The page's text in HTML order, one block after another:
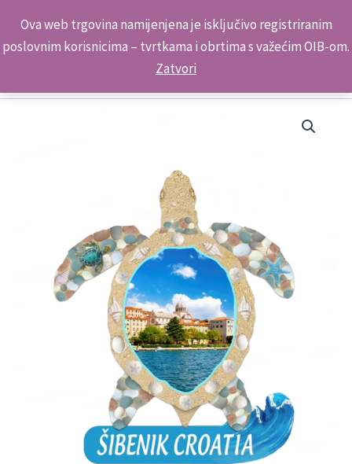
Ova web trgovina namijenjena je isključivo registriranim
poslovnim korisnicima – tvrtkama i obrtima s važećim OIB-om.
Zatvori
content
Kontakt telefon: +385 98 179 3891